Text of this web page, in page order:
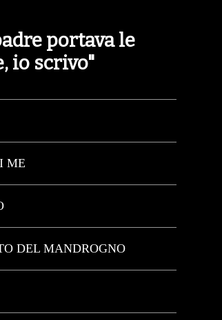
portava le
io scrivo"
ME
DEL MANDROGNO